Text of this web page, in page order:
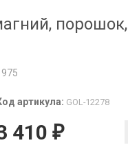
артикула: GOL-12278
410 ₽